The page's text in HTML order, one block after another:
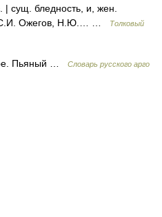
| сущ. бледность, и, жен.
С.И. Ожегов, Н.Ю.… …
Толковый
Пьяный … Словарь русского арго